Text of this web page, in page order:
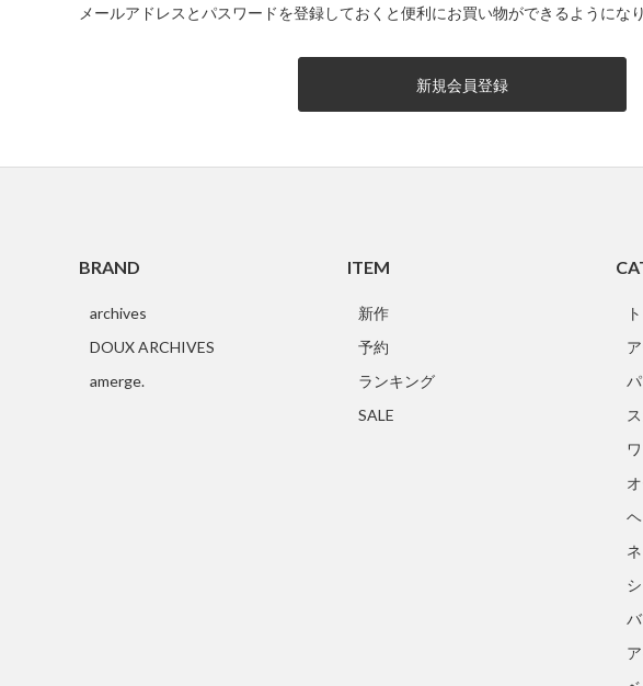
メールアドレスとパスワードを登録しておくと便利にお買い物ができるようになり
BRAND
archives
DOUX ARCHIVES
amerge.
ITEM
新作
予約
ランキング
SALE